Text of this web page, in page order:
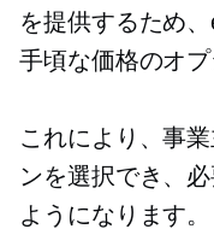
を提供するため
手頃な価格のオプ
これにより、事
ンを選択でき、
ようになります。